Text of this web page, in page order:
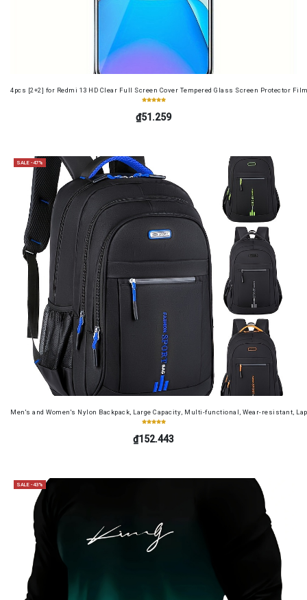
4pcs [2+2] for Redmi 13 HD Clear Full Screen Cover Tempered Glass Screen Protector
₫51.259
SALE -47%
Men's and Women's Nylon Backpack, Large Capacity, Multi-functional, Wear-resistant,
₫152.443
SALE -43%